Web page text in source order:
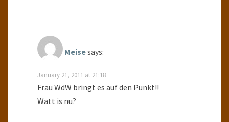
Meisesays:
January 21, 2011 at 21:18
Frau WdW bringt es auf den Punkt!!
Watt is nu?